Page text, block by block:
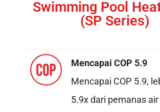
Swimming Pool
(SP Series)
Mencapai COP 5.9
Mencapai COP 5.9,
5.9x dari pemanas